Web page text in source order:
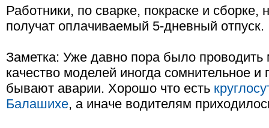
Работники, по сварке, покраске и
получат оплачиваемый 5-дневный отпуск.
Заметка: Уже давно пора было проводить
качество моделей иногда сомнительное и
бывают аварии. Хорошо что есть
Балашихе, а иначе водителям